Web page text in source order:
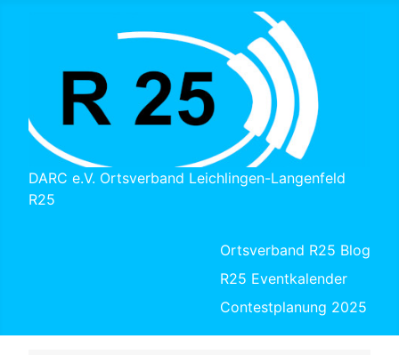
DARC e.V. Ortsverband Leichlingen-Langenfeld
R25
Ortsverband R25 Blog
R25 Eventkalender
Contestplanung 2025